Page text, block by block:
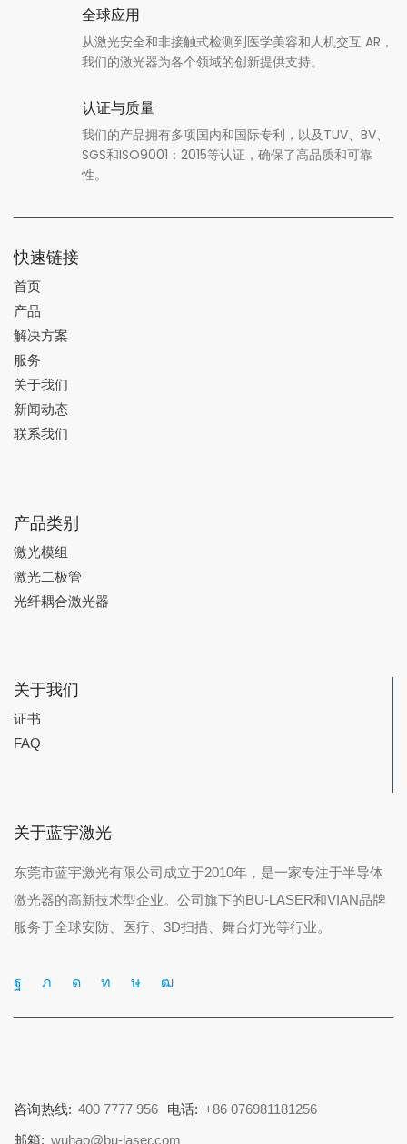
全球应用
从激光安全和非接触式检测到医学美容和人机交互 AR，
我们的激光器为各个领域的创新提供支持。
认证与质量
我们的产品拥有多项国内和国际专利，以及TUV、BV、
SGS和ISO9001：2015等认证，确保了高品质和可靠
性。
快速链接
首页
产品
解决方案
服务
关于我们
新闻动态
联系我们
产品类别
激光模组
激光二极管
光纤耦合激光器
关于我们
证书
FAQ
关于蓝宇激光
东莞市蓝宇激光有限公司成立于2010年，是一家专注于半导体
激光器的高新技术型企业。公司旗下的BU-LASER和VIAN品牌
服务于全球安防、医疗、3D扫描、舞台灯光等行业。
咨询热线: 400 7777 956 电话: +86 076981181256
邮箱: wuhao@bu-laser.com